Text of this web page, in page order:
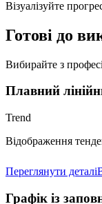
Візуалізуйте
Готові до
Вибирайте з
Плавний
Trend
Відображення
Переглянути деталі
Графік із